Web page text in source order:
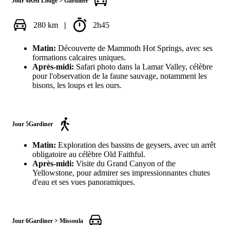
280 km | 2h45
Matin: Découverte de Mammoth Hot Springs, avec ses
formations calcaires uniques.
Après-midi: Safari photo dans la Lamar Valley, célèbre
pour l'observation de la faune sauvage, notamment les
bisons, les loups et les ours.
Jour 5Gardiner
Matin: Exploration des bassins de geysers, avec un arrêt
obligatoire au célèbre Old Faithful.
Après-midi: Visite du Grand Canyon of the
Yellowstone, pour admirer ses impressionnantes chutes
d'eau et ses vues panoramiques.
Jour 6Gardiner > Missoula